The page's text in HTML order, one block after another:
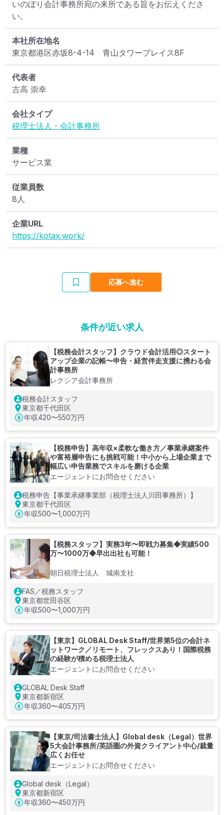
いのぼり会計事務所宛の来所である旨をお伝えくださ
い。
本社所在地名
東京都港区赤坂8-4-14　青山タワープレイス8F
代表者
古高 崇幸
会社タイプ
税理士法人・会計事務所
業種
サービス業
従業員数
8人
企業URL
https://kotax.work/
応募へ進む
条件が近い求人
【税務会計スタッフ】クラウド会計活用◎スタート
アップ企業の記帳〜申告・経営伴走支援に携わる会
計事務所
レクシア会計事務所
税務会計スタッフ
東京都千代田区
年収420〜550万円
【税務申告】高年収×柔軟な働き方／事業承継案件
や富裕層申告にも挑戦可能！中小から上場企業まで
幅広い申告業務でスキルを磨ける企業
エージェントにお問合せください
税務申告【事業承継事業部（税理士法人川田事務所）】
東京都千代田区
年収500〜1,000万円
【税務スタッフ】実務3年〜即戦力募集◆実績500
万〜1000万◆早出出社も可能！
朝日税理士法人 城南支社
FAS／税務スタッフ
東京都世田谷区
年収500〜1,000万円
【東京】GLOBAL Desk Staff/世界第5位の会計ネ
ットワーク／リモート、フレックスあり！国際税務
の経験が積める税理士法人
エージェントにお問合せください
GLOBAL Desk Staff
東京都新宿区
年収360〜405万円
【東京/司法書士法人】Global desk（Legal）世界
5大会計事務所/英語圏の外資クライアント中心/裁量
広くお任せ
エージェントにお問合せください
Global desk（Legal）
東京都新宿区
年収360〜450万円